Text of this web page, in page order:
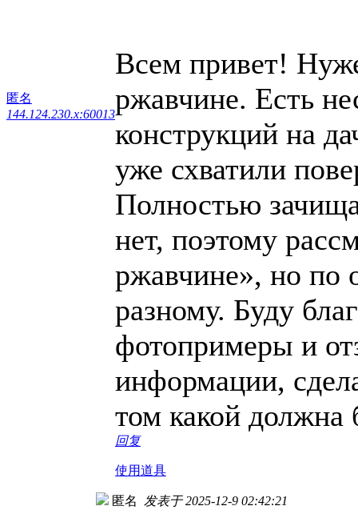
匿名
144.124.230.x:60013
Всем привет!
ржавчине. Есть
конструкций на
уже схватили
Полностью
нет, поэтому
ржавчине», но по
разному. Буду
фотопримеры и
информации,
том какой
回复
使用道具
匿名 发表于 2025-12-9 02:42:21